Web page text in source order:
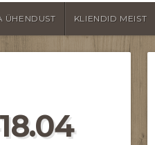
ÜHENDUST KLIENDID MEIST